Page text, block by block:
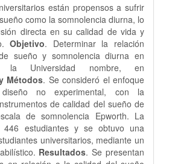
están propensos a sufrir
como la somnolencia diurna, lo
directa en su calidad de vida y
Objetivo. Determinar la relación
sueño y somnolencia diurna en
la Universidad nombre, en
Métodos. Se consideró el enfoque
no experimental, con la
de calidad del sueño de
de somnolencia Epworth. La
estudiantes y se obtuvo una
universitarios, mediante un
Resultados. Se presentan